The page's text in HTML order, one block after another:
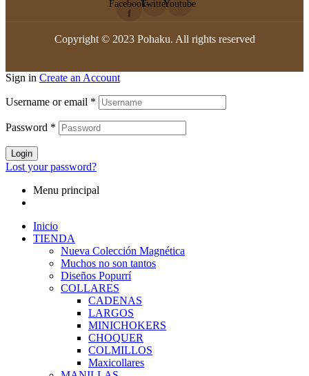
Facebook-
f
TwitterYoutube
Copyright © 2023 Pohaku. All rights reserved
Sign in Create an Account
Username or email *
Password *
Login
Lost your password?
Menu principal
Inicio
TIENDA
Nueva Colección Magnética
Muchos no son tantos
Diseños Popurrí
COLLARES
CADENAS
LARGOS
MINICHOKERS
CHOQUER
COLMILLOS
Maxicollares